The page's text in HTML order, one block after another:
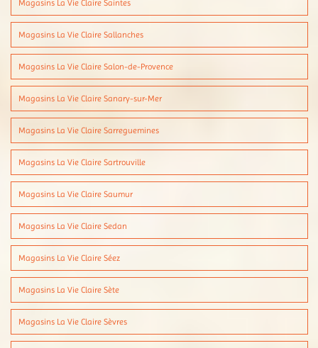
Magasins La Vie Claire Saintes
Magasins La Vie Claire Sallanches
Magasins La Vie Claire Salon-de-Provence
Magasins La Vie Claire Sanary-sur-Mer
Magasins La Vie Claire Sarreguemines
Magasins La Vie Claire Sartrouville
Magasins La Vie Claire Saumur
Magasins La Vie Claire Sedan
Magasins La Vie Claire Séez
Magasins La Vie Claire Sète
Magasins La Vie Claire Sèvres